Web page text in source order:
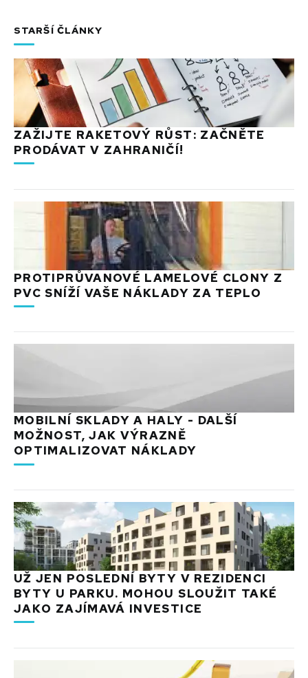
STARŠÍ ČLÁNKY
ZAŽIJTE RAKETOVÝ RŮST: ZAČNĚTE
PRODÁVAT V ZAHRANIČÍ!
PROTIPRŮVANOVÉ LAMELOVÉ CLONY Z
PVC SNÍŽÍ VAŠE NÁKLADY ZA TEPLO
MOBILNÍ SKLADY A HALY - DALŠÍ
MOŽNOST, JAK VÝRAZNĚ
OPTIMALIZOVAT NÁKLADY
UŽ JEN POSLEDNÍ BYTY V REZIDENCI
BYTY U PARKU. MOHOU SLOUŽIT TAKÉ
JAKO ZAJÍMAVÁ INVESTICE